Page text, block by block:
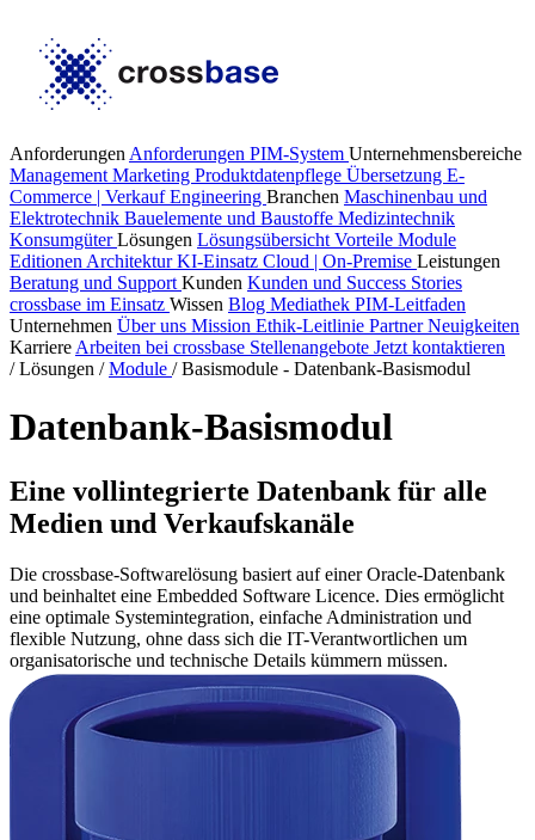
Anforderungen Anforderungen PIM-System Unternehmensbereiche
Management Marketing Produktdatenpflege Übersetzung E-
Commerce | VerkaufEngineering Branchen Maschinenbau und
Elektrotechnik Bauelemente und Baustoffe Medizintechnik
KonsumgüterLösungen Lösungsübersicht Vorteile Module
Editionen ArchitekturKI-Einsatz Cloud | On-Premise Leistungen
Beratung und Support Kunden Kunden und Success Stories
crossbase im Einsatz Wissen Blog Mediathek PIM-Leitfaden
Unternehmen Über uns Mission Ethik-Leitlinie PartnerNeuigkeiten
Karriere Arbeiten bei crossbase Stellenangebote Jetzt kontaktieren
/ Lösungen / Module / Basismodule - Datenbank-Basismodul
Datenbank-Basismodul
Eine vollintegrierte Datenbank für alle
Medien und Verkaufskanäle
Die crossbase-Softwarelösung basiert auf einer Oracle-Datenbank
und beinhaltet eine Embedded Software Licence. Dies ermöglicht
eine optimale Systemintegration, einfache Administration und
flexible Nutzung, ohne dass sich die IT-Verantwortlichen um
organisatorische und technische Details kümmern müssen.